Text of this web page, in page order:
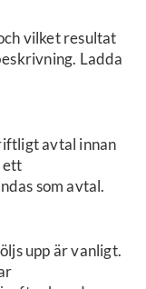
vilket resultat
Ladda
avtal innan
ett
som avtal.
upp är vanligt.